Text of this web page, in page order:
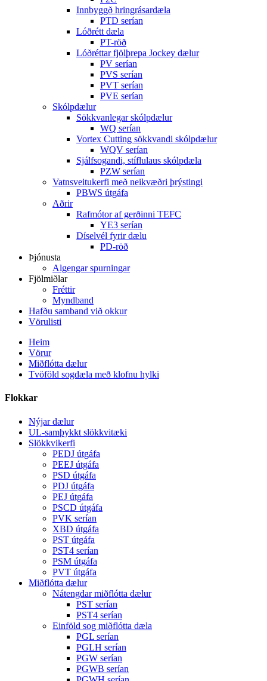
Innbyggð hringrásardæla
PTD serían
Lóðrétt dæla
PT-röð
Lóðréttar fjölþrepa Jockey dælur
PV serían
PVS serían
PVT serían
PVE serían
Skólpdælur
Sökkvanlegar skólpdælur
WQ serían
Vortex Cutting sökkvandi skólpdælur
WQV serían
Sjálfsogandi, stíflulaus skólpdæla
PZW serían
Vatnsveitukerfi með neikvæðri þrýstingi
PBWS útgáfa
Aðrir
Rafmótor af gerðinni TEFC
YE3 serían
Díselvél fyrir dælu
PD-röð
Þjónusta
Algengar spurningar
Fjölmiðlar
Fréttir
Myndband
Hafðu samband við okkur
Vörulisti
Heim
Vörur
Miðflótta dælur
Tvöföld sogdæla með klofnu hylki
Flokkar
Nýjar dælur
UL-samþykkt slökkvitæki
Slökkvikerfi
PEDJ útgáfa
PEEJ útgáfa
PSD útgáfa
PDJ útgáfa
PEJ útgáfa
PSCD útgáfa
PVK serían
XBD útgáfa
PST útgáfa
PST4 serían
PSM útgáfa
PVT útgáfa
Miðflótta dælur
Nátengdar miðflótta dælur
PST serían
PST4 serían
Einföld sog miðflótta dæla
PGL serían
PGLH serían
PGW serían
PGWB serían